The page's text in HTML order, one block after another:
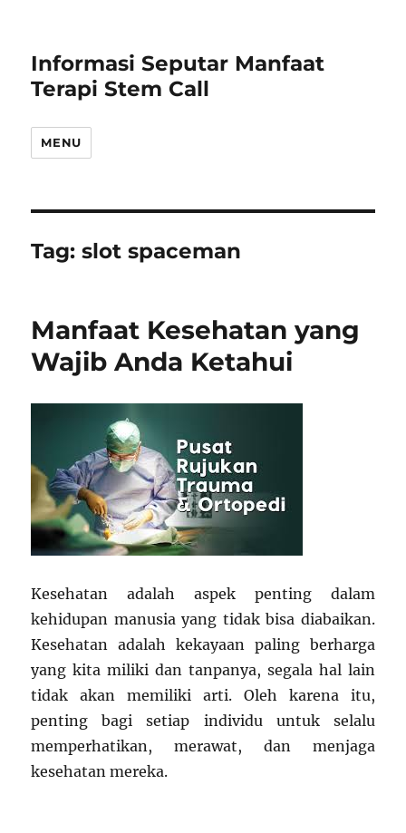
Informasi Seputar Manfaat
Terapi Stem Call
MENU
Tag:slot spaceman
Manfaat Kesehatan yang
Wajib Anda Ketahui
Kesehatan adalah aspek penting dalam
kehidupan manusia yang tidak bisa diabaikan.
Kesehatan adalah kekayaan paling berharga
yang kita miliki dan tanpanya, segala hal lain
tidak akan memiliki arti. Oleh karena itu,
penting bagi setiap individu untuk selalu
memperhatikan, merawat, dan menjaga
kesehatan mereka.